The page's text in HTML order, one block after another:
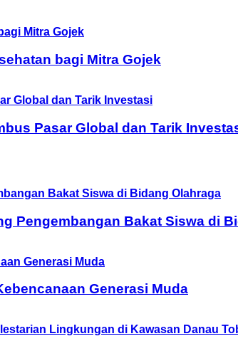
bagi Mitra Gojek
Pasar Global dan Tarik
Pengembangan Bakat Siswa di
Generasi Muda